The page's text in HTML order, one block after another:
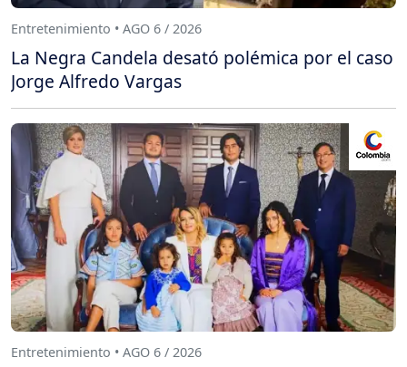
Entretenimiento • AGO 6 / 2026
La Negra Candela desató polémica por el caso
Jorge Alfredo Vargas
Entretenimiento • AGO 6 / 2026